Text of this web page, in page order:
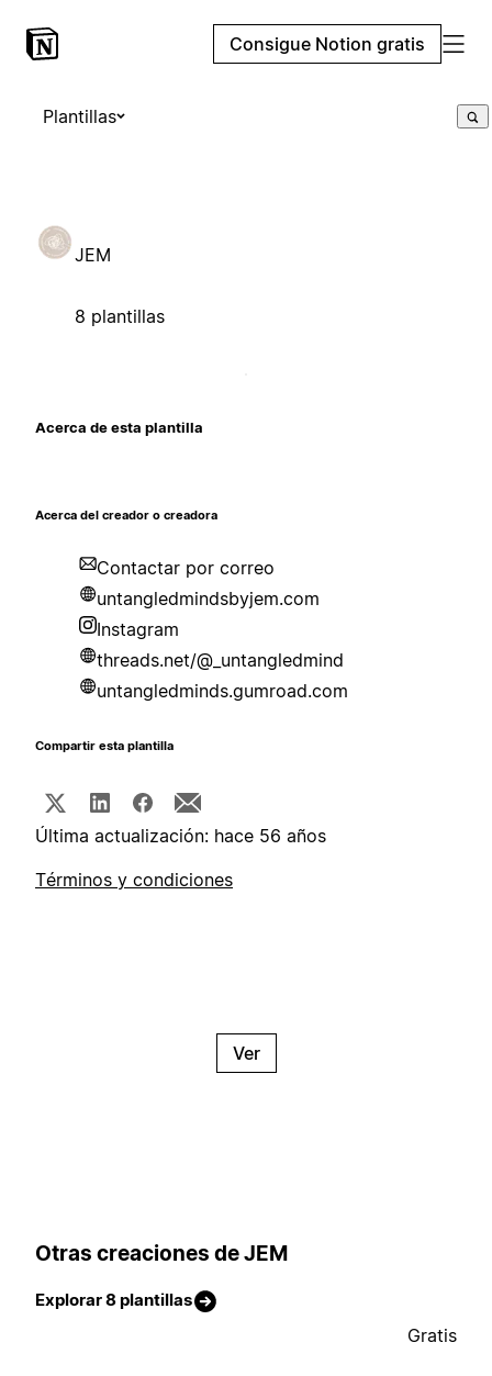
Consigue Notion gratis
Plantillas
JEM
8 plantillas
Acerca de esta plantilla
Acerca del creador o creadora
Contactar por correo
untangledmindsbyjem.com
Instagram
threads.net/@_untangledmind
untangledminds.gumroad.com
Compartir esta plantilla
Última actualización: hace 56 años
Términos y condiciones
Ver
Otras creaciones de JEM
Explorar 8 plantillas
Gratis